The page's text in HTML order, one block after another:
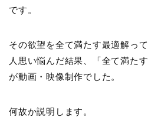
です。
その欲望を全て満たす最適解っ
人思い悩んだ結果、「全て満た
が動画・映像制作でした。
何故か説明します。